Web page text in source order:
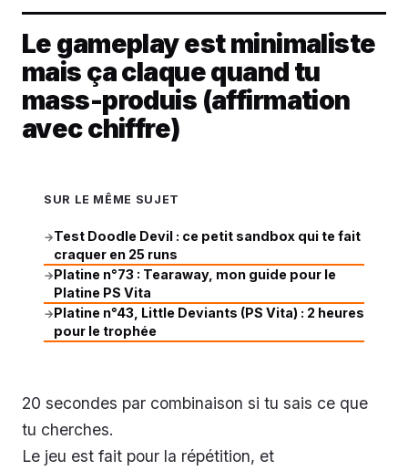
Le gameplay est minimaliste
mais ça claque quand tu
mass-produis (affirmation
avec chiffre)
SUR LE MÊME SUJET
→Test Doodle Devil : ce petit sandbox qui te fait
craquer en 25 runs
→Platine n°73 : Tearaway, mon guide pour le
Platine PS Vita
→Platine n°43, Little Deviants (PS Vita) : 2 heures
pour le trophée
20 secondes par combinaison si tu sais ce que
tu cherches.
Le jeu est fait pour la répétition, et